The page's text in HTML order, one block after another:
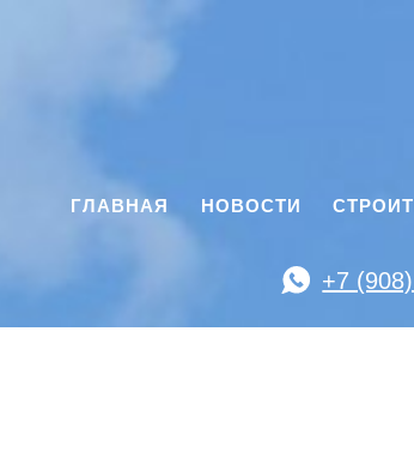
ГЛАВНАЯ НОВОСТИ
+7